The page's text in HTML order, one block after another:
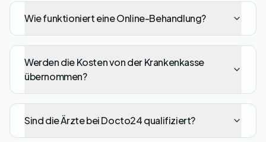
Wie funktioniert eine Online-Behandlung?
Werden die Kosten von der Krankenkasse
übernommen?
Sind die Ärzte bei Docto24 qualifiziert?